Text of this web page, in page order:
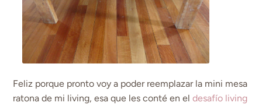
Feliz porque pronto voy a poder reemplazar la mini mesa
ratona de mi living, esa que les conté en eldesafío living